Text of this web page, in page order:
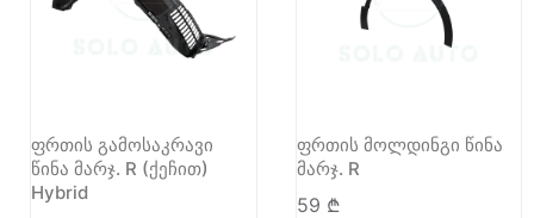
ფრთის გამოსაკრავი
წინა მარჯ. R (ქეჩით)
Hybrid
ფრთის მოლდინგი წინა
მარჯ. R
59 ₾